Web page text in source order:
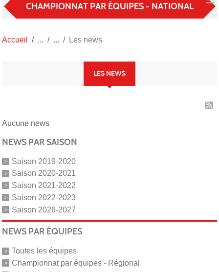
CHAMPIONNAT PAR ÉQUIPES - NATIONAL
Accueil Les news
LES NEWS
Aucune news
NEWS PAR SAISON
Saison 2019-2020
Saison 2020-2021
Saison 2021-2022
Saison 2022-2023
Saison 2026-2027
NEWS PAR ÉQUIPES
Toutes les équipes
Championnat par équipes - Régional